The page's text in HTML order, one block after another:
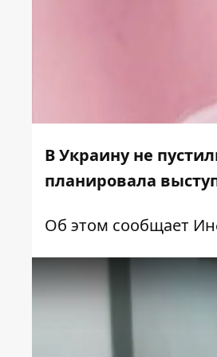
В Украину не
планировала
Об этом сообщает